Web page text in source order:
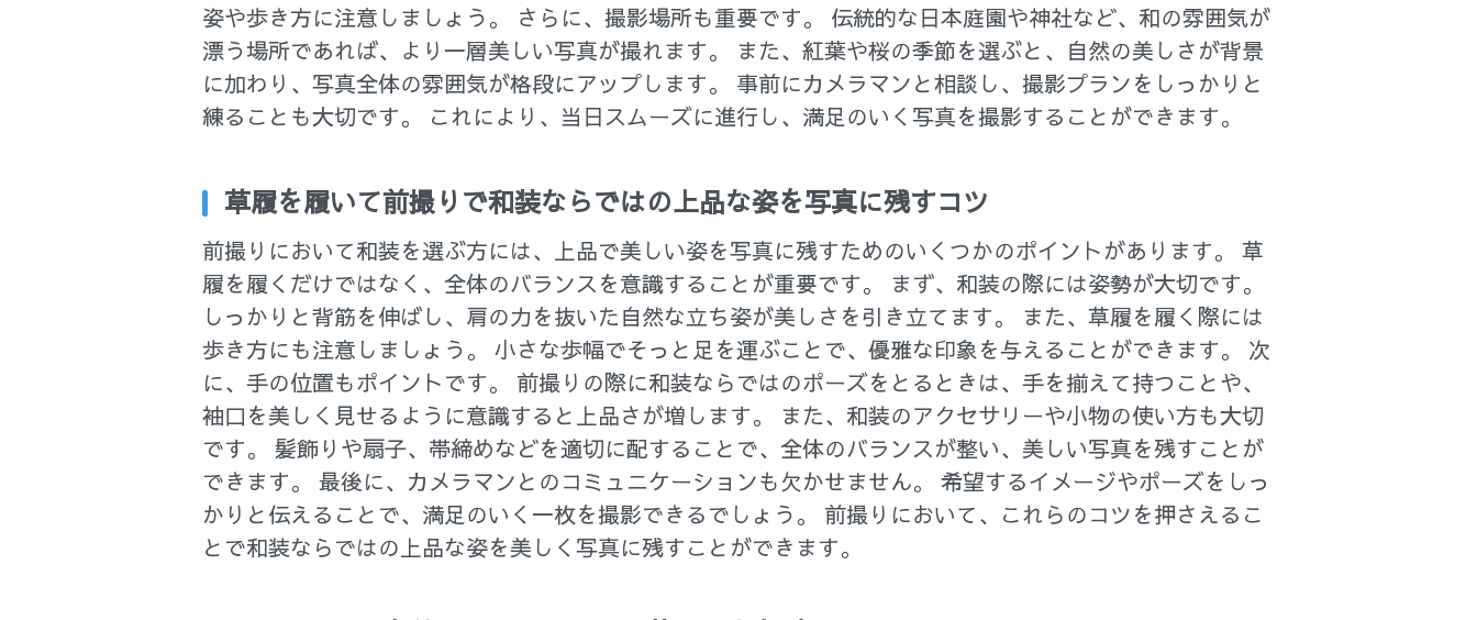
姿や歩き方に注意しましょう。 さらに、撮影場所も重要です。 伝統的な日本庭園や神社など、和の雰囲気が
漂う場所であれば、より一層美しい写真が撮れます。 また、紅葉や桜の季節を選ぶと、自然の美しさが背景
に加わり、写真全体の雰囲気が格段にアップします。 事前にカメラマンと相談し、撮影プランをしっかりと
練ることも大切です。 これにより、当日スムーズに進行し、満足のいく写真を撮影することができます。
草履を履いて前撮りで和装ならではの上品な姿を写真に残すコツ
前撮りにおいて和装を選ぶ方には、上品で美しい姿を写真に残すためのいくつかのポイントがあります。 草
履を履くだけではなく、全体のバランスを意識することが重要です。 まず、和装の際には姿勢が大切です。
しっかりと背筋を伸ばし、肩の力を抜いた自然な立ち姿が美しさを引き立てます。 また、草履を履く際には
歩き方にも注意しましょう。 小さな歩幅でそっと足を運ぶことで、優雅な印象を与えることができます。 次
に、手の位置もポイントです。 前撮りの際に和装ならではのポーズをとるときは、手を揃えて持つことや、
袖口を美しく見せるように意識すると上品さが増します。 また、和装のアクセサリーや小物の使い方も大切
です。 髪飾りや扇子、帯締めなどを適切に配することで、全体のバランスが整い、美しい写真を残すことが
できます。 最後に、カメラマンとのコミュニケーションも欠かせません。 希望するイメージやポーズをしっ
かりと伝えることで、満足のいく一枚を撮影できるでしょう。 前撮りにおいて、これらのコツを押さえるこ
とで和装ならではの上品な姿を美しく写真に残すことができます。